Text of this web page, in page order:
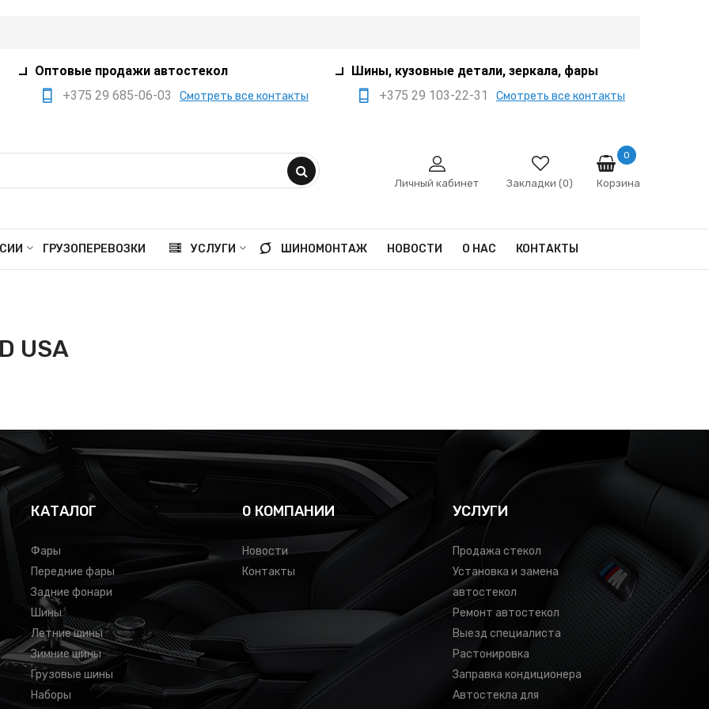
Оптовые продажи автостекол
+375 29 685-06-03
Смотреть все контакты
+375 29 385-05-03
+375 29 559-41-21
Минск, переулок
Вс выходной
Шины, кузовные детали, зеркала, фары
+375 29 103-22-31
Смотреть все контакты
+375 29 666-12-68
sale@ivanko.by
Промышленный,8/5
Личный кабинет Закладки (0) Корзина
0
ГРУЗОПЕРЕВОЗКИ УСЛУГИ ШИНОМОНТАЖ НОВОСТИ О НАС КОНТАКТЫ
USA
КАТАЛОГ
Фары
Передние фары
Задние фонари
Шины
Летние шины
Зимние шины
Грузовые шины
Наборы
0 КОМПАНИИ
Новости
Контакты
УСЛУГИ
Продажа стекол
Установка и замена
автостекол
Ремонт автостекол
Выезд специалиста
Растонировка
Заправка кондиционера
Автостекла для